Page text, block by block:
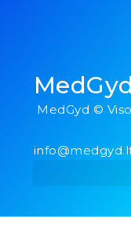
MedGyd ©